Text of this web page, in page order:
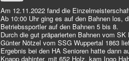
Am 12.11.2022 fand die
Ab 10:00 Uhr ging es auf den Bahnen los,
Betriebssportler auf den Bahnen 5 bis 8.
Durch die gut präparierten Bahnen vom
Günter Nötzel vom SSG Wuppertal 1863
Ergebnis bei den HA Senioren hatte dann
Knapp dahinter, mit 652 Holz, kam Ingo